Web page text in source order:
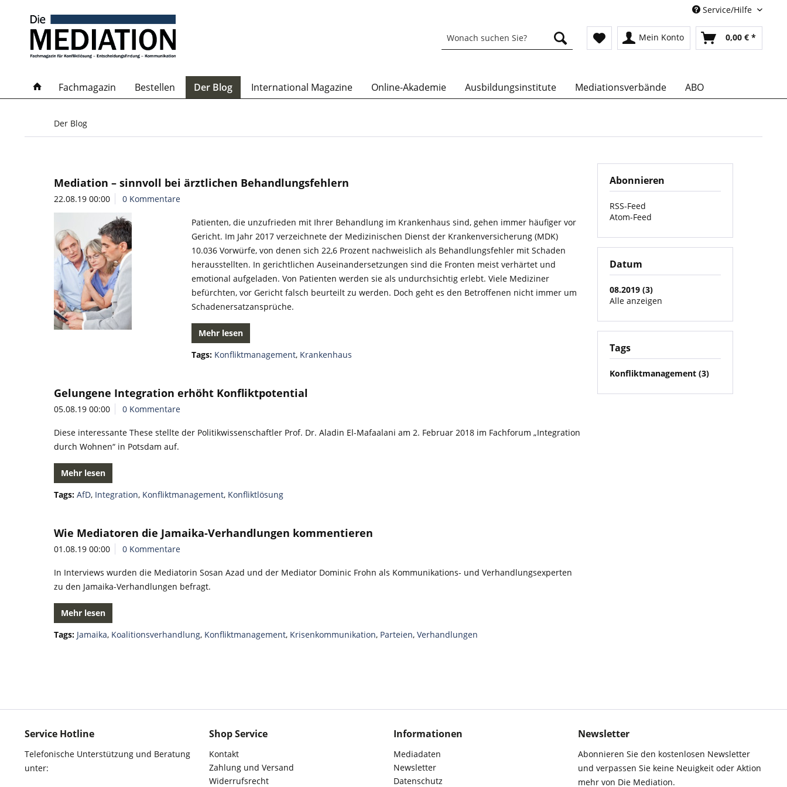
Service/Hilfe
Mein Konto 0,00 € *
Fachmagazin Bestellen Der Blog International Magazine Online-Akademie Ausbildungsinstitute Mediationsverbände ABO
Der Blog
Abonnieren
RSS-Feed
Atom-Feed
Datum
08.2019 (3)
Alle anzeigen
Tags
Konfliktmanagement (3)
Mediation – sinnvoll bei ärztlichen Behandlungsfehlern
22.08.19 00:00 0 Kommentare
Patienten, die unzufrieden mit Ihrer Behandlung im Krankenhaus sind, gehen immer häufiger vor
Gericht. Im Jahr 2017 verzeichnete der Medizinischen Dienst der Kran­ken­ver­siche­rung (MDK)
10.036 Vorwürfe, von denen sich 22,6 Prozent nachweislich als Behandlungsfehler mit Schaden
herausstellten. In gerichtlichen Auseinandersetzungen sind die Fronten meist verhärtet und
emotional aufgeladen. Von Patienten werden sie als undurchsichtig erlebt. Viele Mediziner
befürchten, vor Gericht falsch beurteilt zu werden. Doch geht es den Betroffenen nicht immer um
Schadenersatzansprüche.
Mehr lesen
Tags: Konfliktmanagement, Krankenhaus
Gelungene Integration erhöht Konfliktpotential
05.08.19 00:00 0 Kommentare
Diese interessante These stellte der Politikwissenschaftler Prof. Dr. Aladin El-Mafaalani am 2. Februar 2018 im Fachforum „Integration
durch Wohnen“ in Potsdam auf.
Mehr lesen
Tags: AfD, Integration, Konfliktmanagement, Konfliktlösung
Wie Mediatoren die Jamaika-Verhandlungen kommentieren
01.08.19 00:00 0 Kommentare
In Interviews wurden die Mediatorin Sosan Azad und der Mediator Dominic Frohn als Kommunikations- und Verhandlungsexperten
zu den Jamaika-Verhandlungen befragt.
Mehr lesen
Tags: Jamaika, Koalitionsverhandlung, Konfliktmanagement, Krisenkommunikation, Parteien, Verhandlungen
Service Hotline
Telefonische Unterstützung und Beratung
unter:
Shop Service
Kontakt
Zahlung und Versand
Widerrufsrecht
Informationen
Mediadaten
Newsletter
Datenschutz
Newsletter
Abonnieren Sie den kostenlosen Newsletter
und verpassen Sie keine Neuigkeit oder Aktion
mehr von Die Mediation.